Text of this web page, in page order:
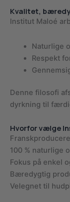
Kvalitet,
Institut Maloé
Naturlige
Respekt
Denne filosofi
dyrkning til
Hvorfor vælge
100 % naturlige
Fokus på enkel
Bæredygtig
Velegnet til